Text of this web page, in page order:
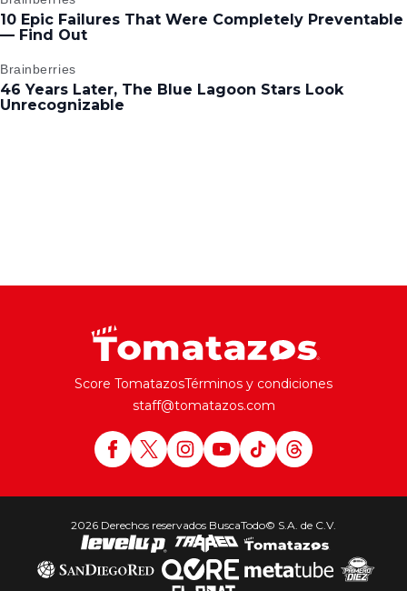
Score TomatazosTérminos y condiciones
staff@tomatazos.com
2026 Derechos reservados BuscaTodo© S.A. de C.V.